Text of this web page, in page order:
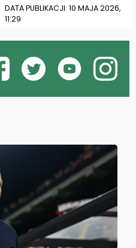
DATA PUBLIKACJI: 10 MAJA 2026,
11:29